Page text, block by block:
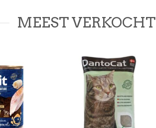
MEEST VERKOCHT